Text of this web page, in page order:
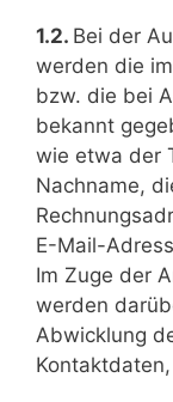
1.2. Bei der
werden die
bzw. die bei
bekannt
wie etwa der
Nachname,
E-Mail-
Im Zuge der
werden
Abwicklung